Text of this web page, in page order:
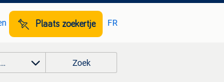
Plaats zoekertje FR
Zoek